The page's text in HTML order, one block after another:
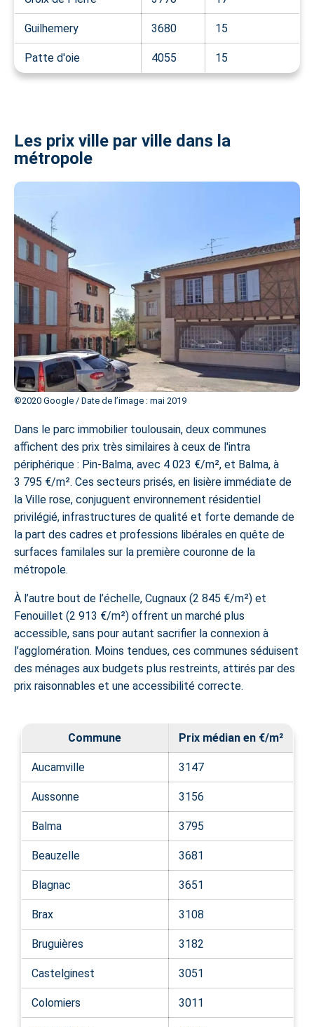
Guilhemery 3680 15
Patte d'oie 4055 15
Les prix ville par ville dans la
métropole
©️2020 Google / Date de l’image : mai 2019
Dans le parc immobilier toulousain, deux communes
affichent des prix très similaires à ceux de l'intra
périphérique : Pin-Balma, avec 4 023 €/m², et Balma, à
3 795 €/m². Ces secteurs prisés, en lisière immédiate de
la Ville rose, conjuguent environnement résidentiel
privilégié, infrastructures de qualité et forte demande de
la part des cadres et professions libérales en quête de
surfaces familales sur la première couronne de la
métropole.
À l’autre bout de l’échelle, Cugnaux (2 845 €/m²) et
Fenouillet (2 913 €/m²) offrent un marché plus
accessible, sans pour autant sacrifier la connexion à
l’agglomération. Moins tendues, ces communes séduisent
des ménages aux budgets plus restreints, attirés par des
prix raisonnables et une accessibilité correcte.
Commune Prix médian en €/m²
Aucamville 3147
Aussonne 3156
Balma 3795
Beauzelle 3681
Blagnac 3651
Brax 3108
Bruguières 3182
Castelginest 3051
Colomiers 3011